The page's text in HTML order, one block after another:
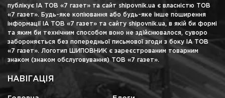
публікує ІА ТОВ «7 газет» та сайт shipovnik.ua є власністю ТОВ
«7 газет». Будь-яке копіювання або будь-яке інше поширення
інформації ІА ТОВ «7 газет» та сайту shipovnik.ua, в якій би формі
та яким би технічним способом воно не здійснювалося, суворо
забороняється без попередньої письмової згоди з боку ІА ТОВ
«7 газет». Логотип ШИПОВНИК є зареєстрованим товарним
знаком (знаком обслуговування) ТОВ «7 газет».
НАВІГАЦІЯ